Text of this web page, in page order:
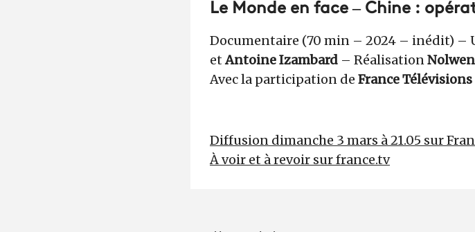
Le Monde en face – Chine :
Documentaire (70 min – 2024 – inédit) –
etAntoine Izambard – Réalisation
Avec la participation de France Télévisions
Diffusion dimanche 3 mars à 21.05 sur
À voir et à revoir sur france.tv